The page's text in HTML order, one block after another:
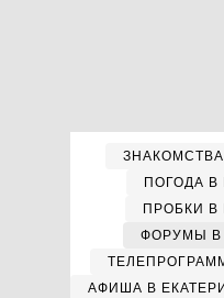
ПОГОДА В
ПРОБКИ В
ФОРУМЫ В
АФИША В